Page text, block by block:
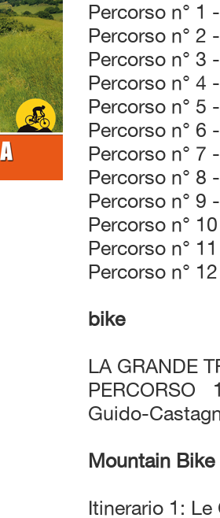
Percorso n° 1
Percorso n° 2
Percorso n° 3
Percorso n° 4
Percorso n° 5
Percorso n° 6
Percorso n° 7
Percorso n° 8
Percorso n° 9
Percorso n°
Percorso n°
Percorso n°
bike
LA GRANDE
PERCORSO
Guido-
Mountain Bike
Itinerario 1: